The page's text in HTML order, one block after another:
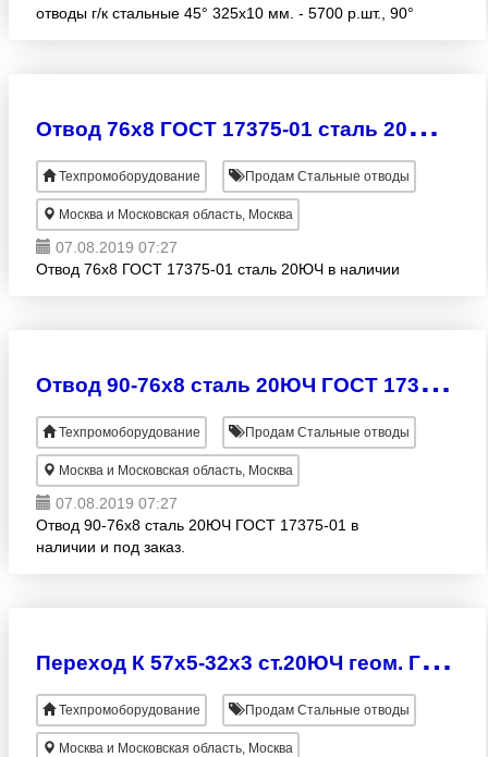
отводы г/к стальные 45° 325х10 мм. - 5700 р.шт., 90°
О
твод 76х8 ГОСТ 17375-01 сталь 20ЮЧ в наличии
Техпромоборудование Продам Стальные отводы
Москва и Московская область, Москва
07.08.2019 07:27
Отвод 76х8 ГОСТ 17375-01 сталь 20ЮЧ в наличии
О
твод 90-76х8 сталь 20ЮЧ ГОСТ 17375-01
Техпромоборудование Продам Стальные отводы
Москва и Московская область, Москва
07.08.2019 07:27
Отвод 90-76х8 сталь 20ЮЧ ГОСТ 17375-01 в
наличии и под заказ.
П
ереход К 57х5-32х3 ст.20ЮЧ геом. ГОСТ 17378-01
Техпромоборудование Продам Стальные отводы
Москва и Московская область, Москва